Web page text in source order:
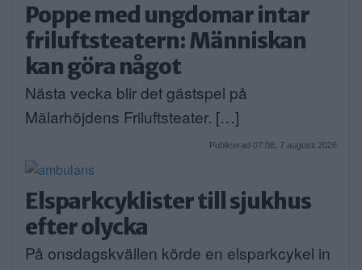
Poppe med ungdomar intar
friluftsteatern: Människan
kan göra något
Nästa vecka blir det gästspel på
Mälarhöjdens Friluftsteater. […]
Publicerad 07:08, 7 augusti 2026
Elsparkcyklister till sjukhus
efter olycka
På onsdagskvällen körde en elsparkcykel in